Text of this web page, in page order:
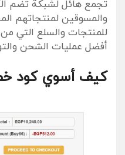
تجمع هائل لشبكة تضم
والمسوقين لمنتجاتهم
للمنتجات والسلع التي
أفضل عمليات الشحن
كيف أسوي كود